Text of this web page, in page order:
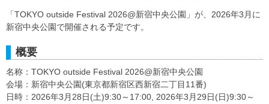
「TOKYO outside Festival 2026@新宿中央公園」が、2026年3月に
新宿中央公園で開催される予定です。
概要
名称：TOKYO outside Festival 2026@新宿中央公園
会場：新宿中央公園(東京都新宿区西新宿二丁目11番)
日時：2026年3月28日(土)9:30～17:00, 2026年3月29日(日)9:30～